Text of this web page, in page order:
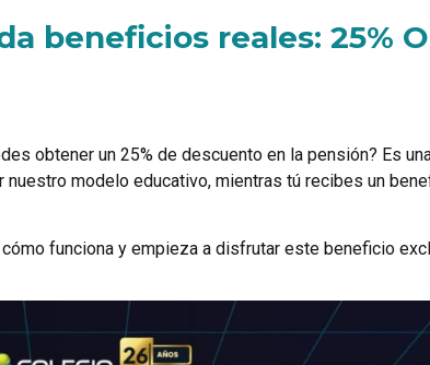
beneficios reales: 25%
obtener un 25% de descuento en la pensión? Es
nuestro modelo educativo, mientras tú recibes un
funciona y empieza a disfrutar este beneficio